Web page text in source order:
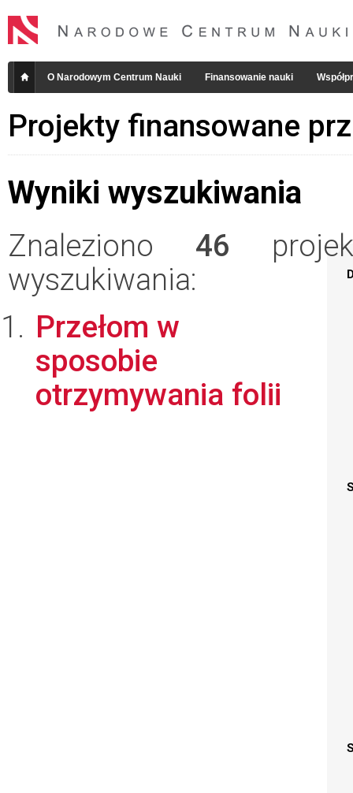
O Narodowym Centrum Nauki Finansowanie nauki
Projekty finansowane
Wyniki wyszukiwania
Znaleziono 46
wyszukiwania:
Przełom w
sposobie
otrzymywania folii